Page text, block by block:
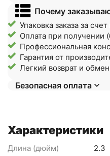
Почему
Упаковка заказа за
Оплата при получении
Профессиональная
Гарантия от
Легкий возврат и обмен
Безопасная оплата
Характеристики
Длина (дюйм)
2.3